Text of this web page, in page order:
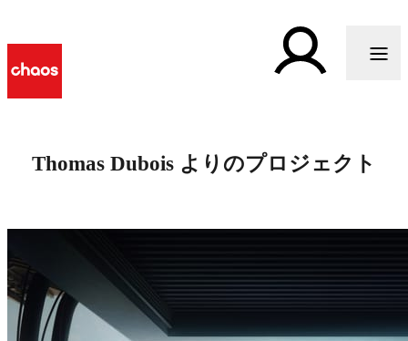
Thomas Dubois よりのプロジェクト